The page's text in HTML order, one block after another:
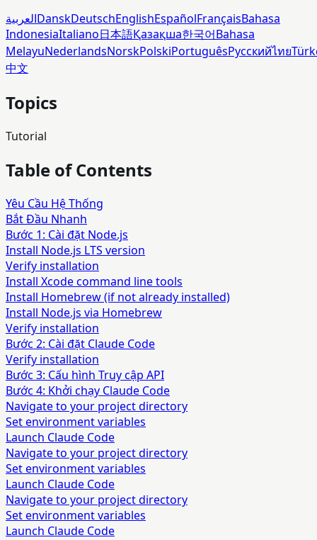
العربيةDanskDeutschEnglishEspañolFrançaisBahasa
IndonesiaItaliano日本語Қазақша한국어Bahasa
MelayuNederlandsNorskPolskiPortuguêsРусскийไทย
中文
Topics
Tutorial
Table of Contents
Yêu Cầu Hệ Thống
Bắt Đầu Nhanh
Bước 1: Cài đặt Node.js
Install Node.js LTS version
Verify installation
Install Xcode command line tools
Install Homebrew (if not already installed)
Install Node.js via Homebrew
Verify installation
Bước 2: Cài đặt Claude Code
Verify installation
Bước 3: Cấu hình Truy cập API
Bước 4: Khởi chạy Claude Code
Navigate to your project directory
Set environment variables
Launch Claude Code
Navigate to your project directory
Set environment variables
Launch Claude Code
Navigate to your project directory
Set environment variables
Launch Claude Code